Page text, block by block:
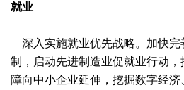
就业
深入实施就业优先战略。加快完
制，启动先进制造业促就业行动
障向中小企业延伸，挖掘数字经